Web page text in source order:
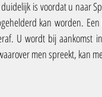
is voordat u naar
kan worden.
U wordt bij aankomst
men spreekt, kan